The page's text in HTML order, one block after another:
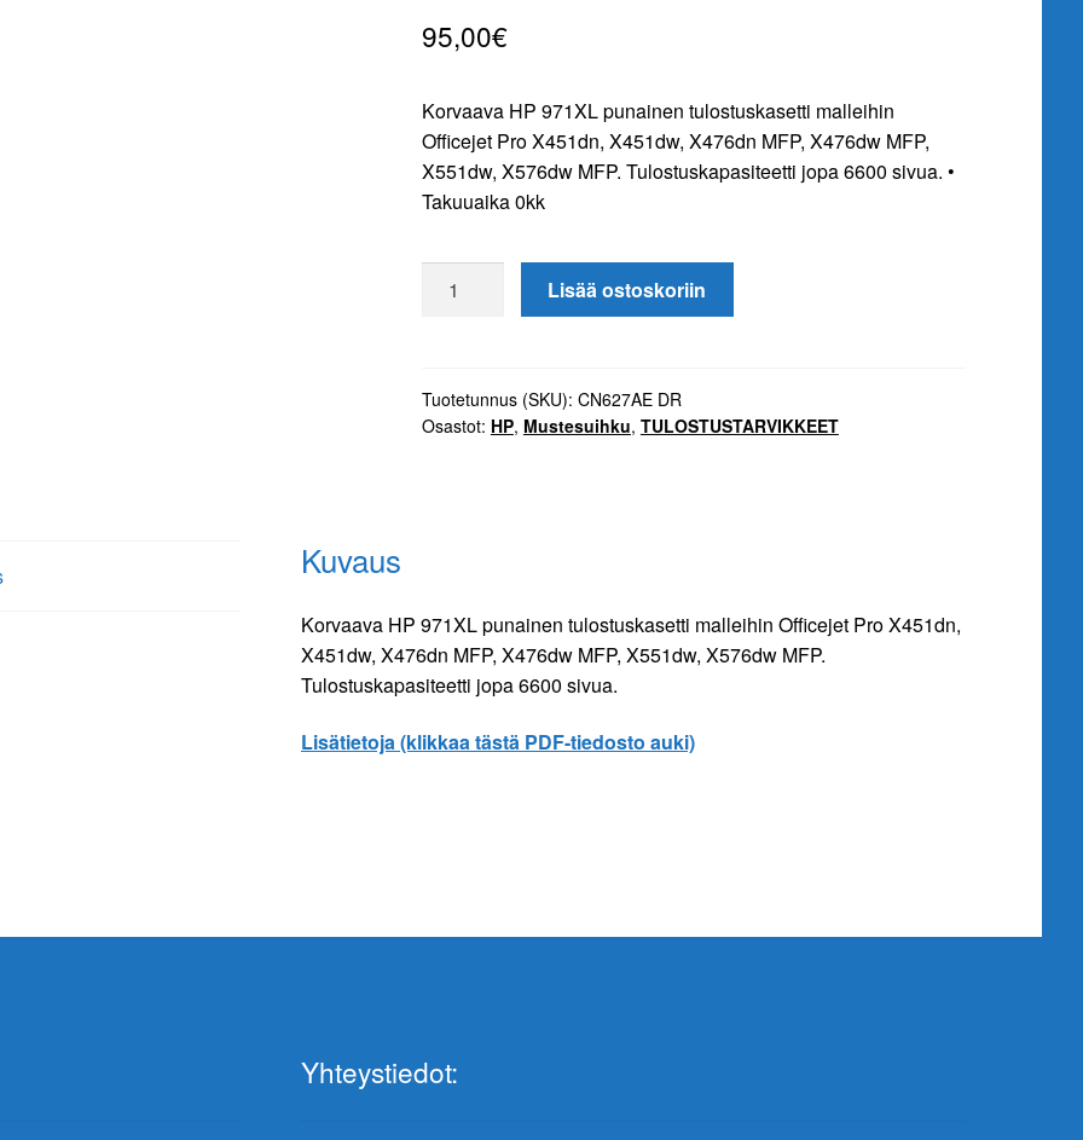
95,00€
Korvaava HP 971XL punainen tulostuskasetti malleihin
Officejet Pro X451dn, X451dw, X476dn MFP, X476dw MFP,
X551dw, X576dw MFP. Tulostuskapasiteetti jopa 6600 sivua. •
Takuuaika 0kk
tulostuskasetti
määrä
Lisää ostoskoriin
Tuotetunnus (SKU): CN627AE DR
Osastot: HP, Mustesuihku, TULOSTUSTARVIKKEET
Kuvaus
Korvaava HP 971XL punainen tulostuskasetti malleihin Officejet Pro X451dn,
X451dw, X476dn MFP, X476dw MFP, X551dw, X576dw MFP.
Tulostuskapasiteetti jopa 6600 sivua.
Lisätietoja (klikkaa tästä PDF-tiedosto auki)
Yhteystiedot: